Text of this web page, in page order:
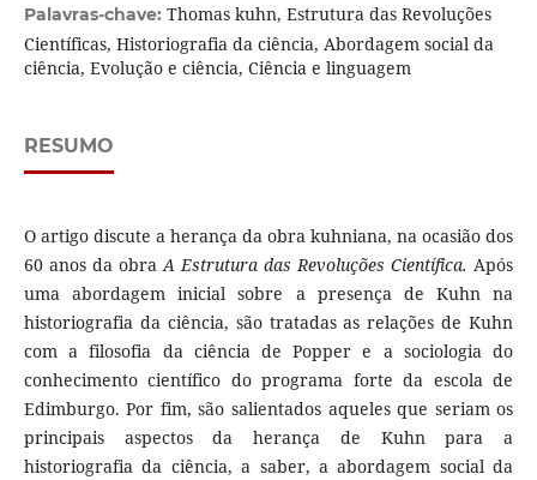
Palavras-chave: Thomas kuhn, Estrutura das Revoluções
Científicas, Historiografia da ciência, Abordagem social da
ciência, Evolução e ciência, Ciência e linguagem
RESUMO
O artigo discute a herança da obra kuhniana, na ocasião dos
60 anos da obraA Estrutura das Revoluções Científica.Após
uma abordagem inicial sobre a presença de Kuhn na
historiografia da ciência, são tratadas as relações de Kuhn
com a filosofia da ciência de Popper e a sociologia do
conhecimento científico do programa forte da escola de
Edimburgo. Por fim, são salientados aqueles que seriam os
principais aspectos da herança de Kuhn para a
historiografia da ciência, a saber, a abordagem social da